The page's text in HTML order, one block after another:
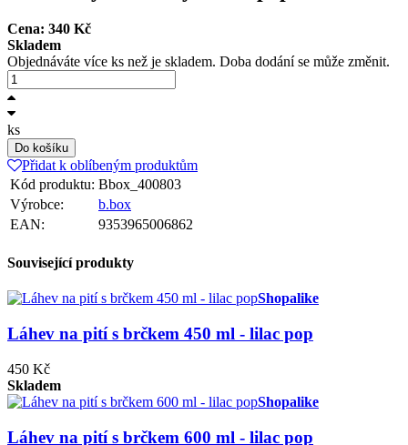
Cena: 340 Kč
Skladem
Objednáváte více ks než je skladem. Doba dodání se může změnit.
ks
Do košíku
Přidat k oblíbeným produktům
Kód produktu: Bbox_400803
Výrobce:
b.box
EAN:
9353965006862
Související produkty
Shopalike
Láhev na pití s brčkem 450 ml - lilac pop
450 Kč
Skladem
Shopalike
Láhev na pití s brčkem 600 ml - lilac pop